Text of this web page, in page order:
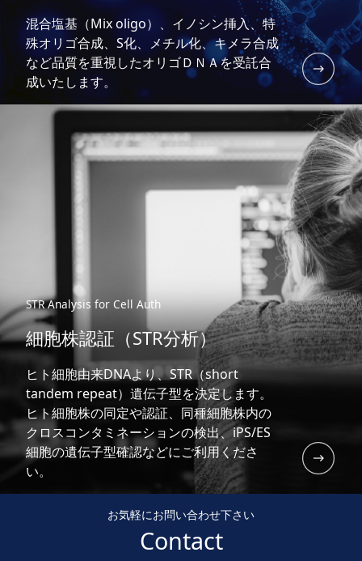
混合塩基（Mix oligo）、イノシン挿入、特
殊オリゴ合成、S化、メチル化、キメラ合成
など品質を重視したオリゴＤＮＡを受託合
成いたします。
STR Analysis for Cell Auth
細胞株認証（STR分析）
ヒト細胞由来DNAより、STR（short
tandem repeat）遺伝子型を決定します。
ヒト細胞株の同定や認証、同種細胞株内の
クロスコンタミネーションの検出、iPS/ES
細胞の遺伝子型確認などにご利用くださ
い。
お気軽にお問い合わせ下さい
Contact